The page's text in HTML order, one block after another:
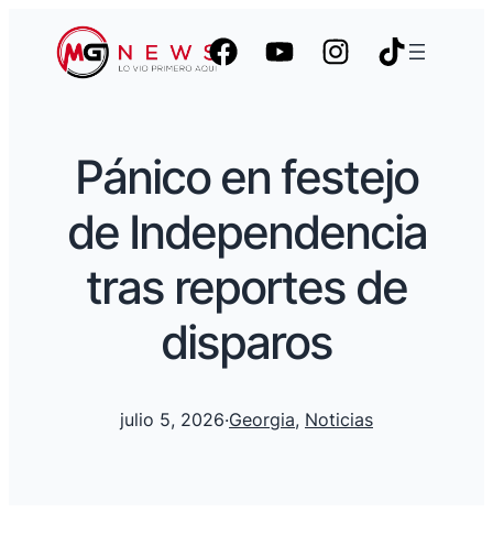
Pánico en festejo
de Independencia
tras reportes de
disparos
julio 5, 2026·Georgia, Noticias